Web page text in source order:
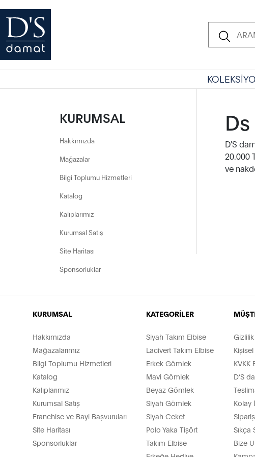
KURUMSAL
Hakkımızda
Mağazalar
Bilgi Toplumu Hizmetleri
Katalog
Kalıplarımız
Kurumsal Satış
Site Haritası
Sponsorluklar
D'S
20.000
ve
KURUMSAL
Hakkımızda
Mağazalarımız
Bilgi Toplumu Hizmetleri
Katalog
Kalıplarımız
Kurumsal Satış
Franchise ve Bayi Başvuruları
Site Haritası
Sponsorluklar
KATEGORİLER
Siyah Takım Elbise
Lacivert Takım Elbise
Erkek Gömlek
Mavi Gömlek
Beyaz Gömlek
Siyah Gömlek
Siyah Ceket
Polo Yaka Tişört
Takım Elbise
KVKK
D’S
Kolay
Sıkça
Bize